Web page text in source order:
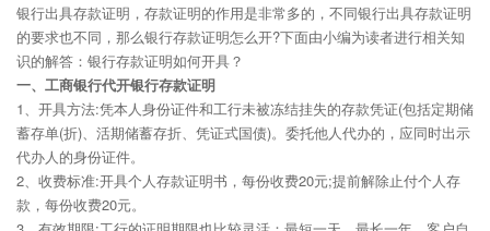
银行出具存款证明，存款证明的作用是非常多的，不同银行出具存款证明
的要求也不同，那么银行存款证明怎么开?下面由小编为读者进行相关知
识的解答：银行存款证明如何开具？
一、工商银行代开银行存款证明
1、开具方法:凭本人身份证件和工行未被冻结挂失的存款凭证(包括定期储
蓄存单(折)、活期储蓄存折、凭证式国债)。委托他人代办的，应同时出示
代办人的身份证件。
2、收费标准:开具个人存款证明书，每份收费20元;提前解除止付个人存
款，每份收费20元。